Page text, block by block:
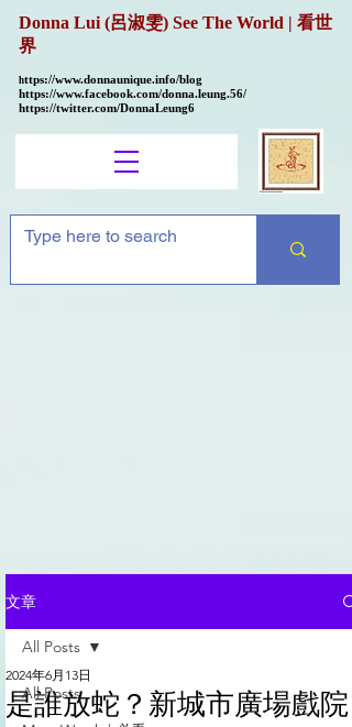
Donna Lui (呂淑雯) See The World | 看世
界
https://www.donnaunique.info/blog
https://www.facebook.com/donna.leung.56/
https://twitter.com/DonnaLeung6
文章
All Posts
All Posts
是誰放蛇？新城市廣場戲院
2024年6月13日